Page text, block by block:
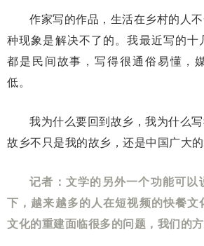
作家写的作品，生活在乡村的人
种现象是解决不了的。我最近写的十
都是民间故事，写得很通俗易懂，
低。
我为什么要回到故乡，我为什么
故乡不只是我的故乡，还是中国广大的
记者：文学的另外一个功能可以
下，越来越多的人在短视频的快餐
文化的重建面临很多的问题，我们的